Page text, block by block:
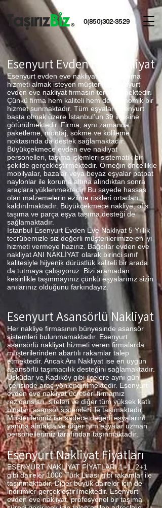
0(850)302-3529
Esenyurt Evden Eve Nakliyat
Esenyurt evden eve nakliyat ve depolama
hizmeti almak isteyen müşteriler Esenyurt
evden eve nakliyat firmasın tercih etmektedir.
Çünkü firma hem kaliteli hem de ekonomik bir
hizmet sunmaktadır. Tüm eşyalar Esenyurt
başta olmak üzere İstanbul’un 39 ilçesine
götürülmektedir. Firma, aynı zamanda
paketleme, montaj, sökme ve kolileme
noktasında da destek sağlamaktadır.
Büyükçekmece evden eve nakliyat
personelleri, taşıma işlemleri sistematik bir
şekilde gerçekleştirmektedir. Örneğin öncellikle
mobilyalar, bazalar veya beyaz eşyalar patpat
naylonlar ile koruma altına alındıktan sonra
araçlara yüklenmektedir. Bu sayede hassas
olan malzemelerin ezilme riskleri ortadan
kaldırılmaktadır. Büyükçekmece nakliye, ofis
taşıma ve parça eşya taşıma desteği de
sağlamaktadır.
İstanbul Esenyurt Evden Eve Nakliyat 5 Yıllık
tecrübemizle siz değerli müşterilerimize en iyi
hizmeti vermeye hazırız. Bağcılar evden eve
nakliyat ANI NAKLİYAT olarak birinci sınıf
kalitesiyle hijyenik dürüstlük kaliteli bir arada
da tutmaya çalışıyoruz. Bizi aramadan
kesinlikle taşınmayınız çünkü eşyalarınız sizin
anılarınız olduğunu farkındayız.
Esenyurt Asansörlü Nakliyat
Her nakliye firmasının bünyesinde asansör
sistemleri bulunmamaktadır. Esenyurt
asansörlü nakliyat hizmeti veren firmalarda
müşterilerinden abartılı rakamlar talep
etmektedir. Ancak Anı Nakliyat ise en uygun
asansörlü taşımacılık desteğini sağlamaktadır.
Üsküdar ve Kadıköy gibi ilçelere aynı gün
içerisinde araç yönlendirilmektedir. Esenyurt
evden eve nakliyat ücretleri firmamız
rezidansları, siteleri ve diğer tüm yüksek katlı
binaları asansör sistemleri ile taşımaktadır.
Müşterilerimiz ise sadece değerli eşyalarını
yanına almakta ve diğer tüm eşyalar uzman
personellerimiz tarafından taşınmaktadır.
Esenyurt Nakliyat Fiyatları
ESENYURT NAKLİYAT FİYATLARI 1+1, 2+1
gibi daireler 1000 Türk Lirası gibi rakamlar ile
taşınmaktadır. Diğer büyük daireler için de
indirimler gerçekleştirilmektedir. Esenyurt
evden eve nakliyat, profesyonel bir taşıma